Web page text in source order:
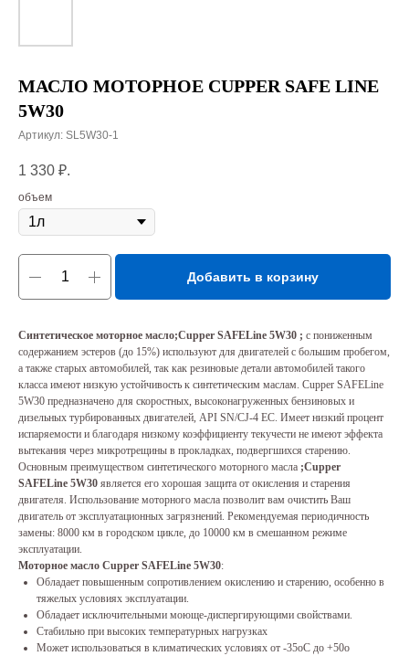
МАСЛО МОТОРНОЕ CUPPER SAFE LINE
5W30
Артикул: SL5W30-1
1 330 ₽.
объем
Добавить в корзину
Синтетическое моторное масло;Cupper SAFELine 5W30 ; с пониженным
содержанием эстеров (до 15%) используют для двигателей с большим пробегом,
а также старых автомобилей, так как резиновые детали автомобилей такого
класса имеют низкую устойчивость к синтетическим маслам. Cupper SAFELine
5W30 предназначено для скоростных, высоконагруженных бензиновых и
дизельных турбированных двигателей, API SN/CJ-4 EC. Имеет низкий процент
испаряемости и благодаря низкому коэффициенту текучести не имеют эффекта
вытекания через микротрещины в прокладках, подвергшихся старению.
Основным преимуществом синтетического моторного масла ;Cupper
SAFELine 5W30 является его хорошая защита от окисления и старения
двигателя. Использование моторного масла позволит вам очистить Ваш
двигатель от эксплуатационных загрязнений. Рекомендуемая периодичность
замены: 8000 км в городском цикле, до 10000 км в смешанном режиме
эксплуатации.
Моторное масло Cupper SAFELine 5W30:
Обладает повышенным сопротивлением окислению и старению, особенно в
тяжелых условиях эксплуатации.
Обладает исключительными моюще-диспергирующими свойствами.
Стабильно при высоких температурных нагрузках
Может использоваться в климатических условиях от -35oС до +50o